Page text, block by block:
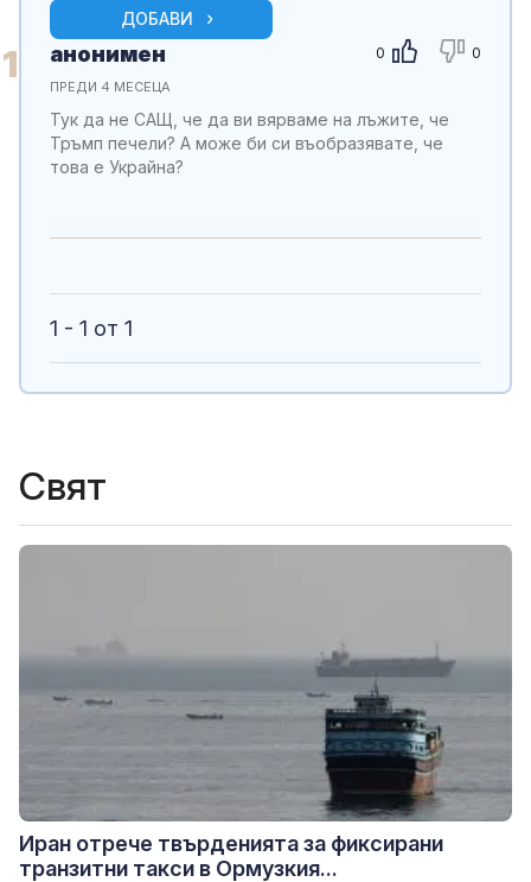
ДОБАВИ
1 0 0
анонимен
ПРЕДИ 4 МЕСЕЦА
Тук да не САЩ, че да ви вярваме на лъжите, че
Тръмп печели? А може би си въобразявате, че
това е Украйна?
1 - 1 от 1
Свят
Иран отрече твърденията за фиксирани
транзитни такси в Ормузкия...